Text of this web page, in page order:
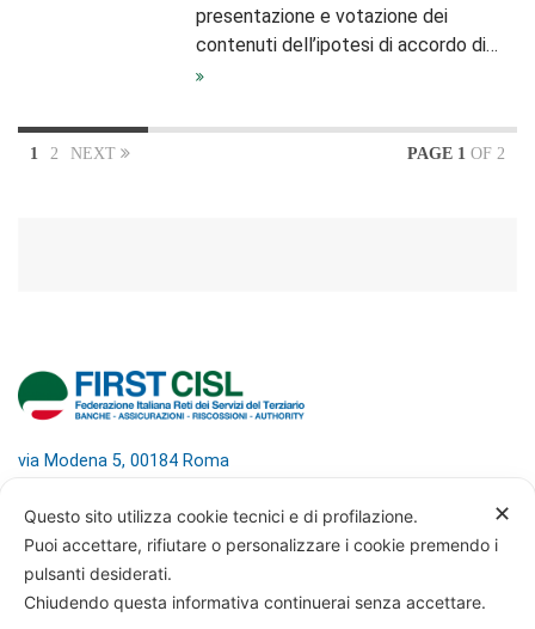
presentazione e votazione dei
contenuti dell’ipotesi di accordo di…
1 2 NEXT PAGE 1 OF 2
via Modena 5, 00184 Roma
fax: +39 06 4746136
info@firstcisl.it
Amministrazione trasparente
✕
Questo sito utilizza cookie tecnici e di profilazione.
Puoi accettare, rifiutare o personalizzare i cookie premendo i
pulsanti desiderati.
Chiudendo questa informativa continuerai senza accettare.